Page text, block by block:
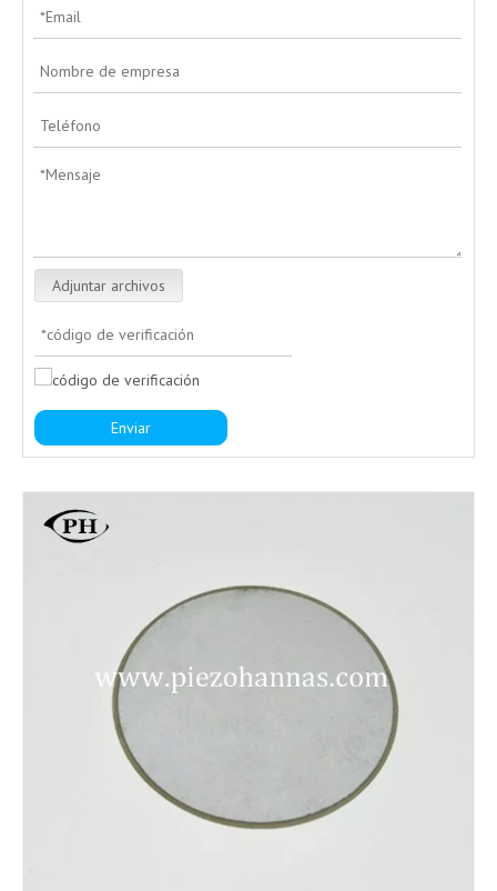
Adjuntar archivos
Enviar